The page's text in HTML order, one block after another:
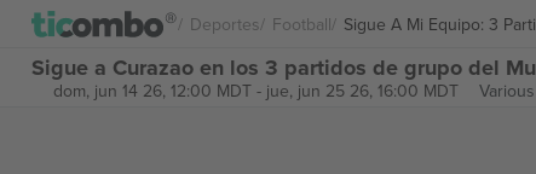
Deportes Football Sigue A Mi Equipo: 3
Sigue a Curazao en los 3 partidos de grupo del
dom, jun 14 26, 12:00 MDT- jue, jun 25 26, 16:00 MDT